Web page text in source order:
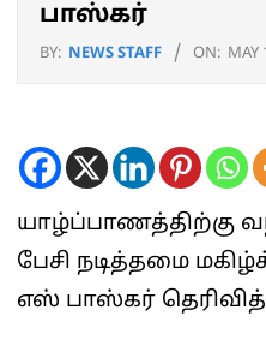
பாஸ்கர்
BY: NEWS STAFF ON: MAY
யாழ்ப்பாணத்திற்கு
பேசி நடித்தமை
எஸ் பாஸ்கர்